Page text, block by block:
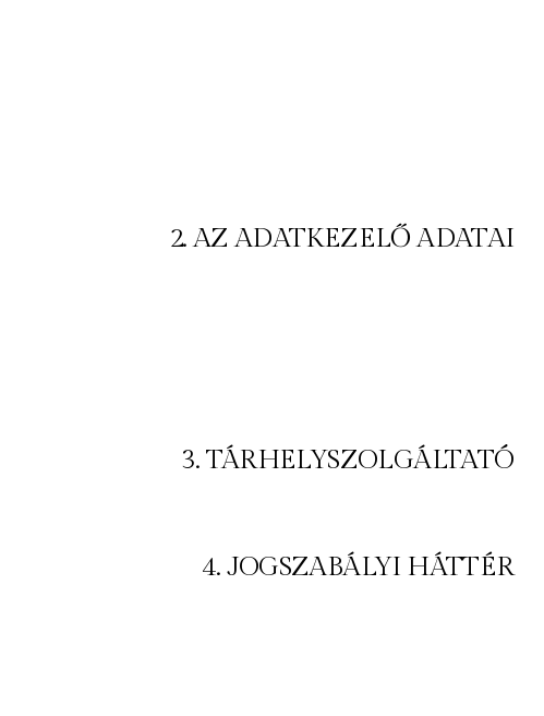
2. AZ ADATKEZELŐ ADATAI
3. TÁRHELYSZOLGÁLTATÓ
4. JOGSZABÁLYI HÁTTÉR